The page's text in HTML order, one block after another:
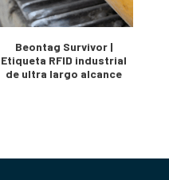
Beontag Survivor |
Etiqueta RFID industrial
de ultra largo alcance